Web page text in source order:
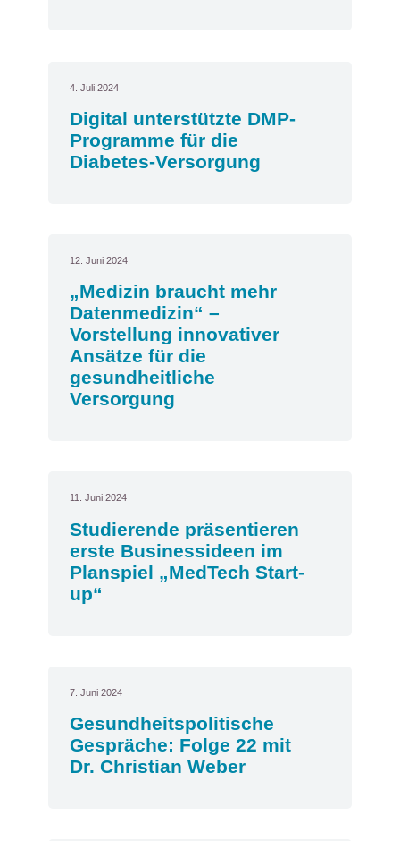
4. Juli 2024
Digital unterstützte DMP-
Programme für die
Diabetes-Versorgung
12. Juni 2024
„Medizin braucht mehr
Datenmedizin“ –
Vorstellung innovativer
Ansätze für die
gesundheitliche
Versorgung
11. Juni 2024
Studierende präsentieren
erste Businessideen im
Planspiel „MedTech Start-
up“
7. Juni 2024
Gesundheitspolitische
Gespräche: Folge 22 mit
Dr. Christian Weber